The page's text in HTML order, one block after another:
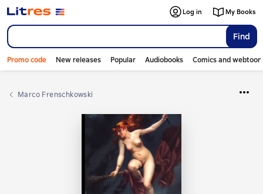
Find
Log in My Books
Promo code New releases Popular Audiobooks Comics and
Marco Frenschkowski